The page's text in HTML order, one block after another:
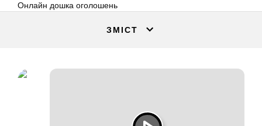
Онлайн дошка оголошень
ЗМІСТ